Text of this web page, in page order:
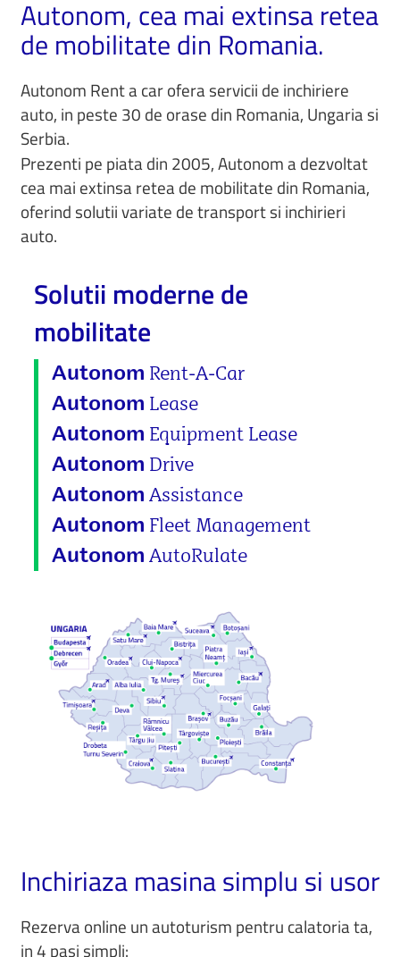
Autonom, cea mai extinsa retea
de mobilitate din Romania.
Autonom Rent a car ofera servicii de inchiriere
auto, in peste 30 de orase din Romania, Ungaria si
Serbia.
Prezenti pe piata din 2005, Autonom a dezvoltat
cea mai extinsa retea de mobilitate din Romania,
oferind solutii variate de transport si inchirieri
auto.
Solutii moderne de
mobilitate
Autonom Rent-A-Car
Autonom Lease
Autonom Equipment Lease
Autonom Drive
Autonom Assistance
Autonom Fleet Management
Autonom AutoRulate
Inchiriaza masina simplu si usor
Rezerva online un autoturism pentru calatoria ta,
in 4 pasi simpli: